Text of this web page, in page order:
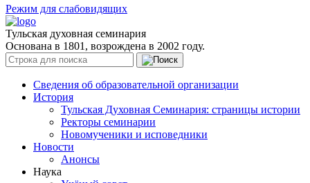
Режим для слабовидящих
Тульская духовная семинария
Основана в 1801, возрождена в 2002 году.
Сведения об образовательной организации
История
Тульская Духовная Семинария: страницы истории
Ректоры семинарии
Новомученики и исповедники
Новости
Анонсы
Наука